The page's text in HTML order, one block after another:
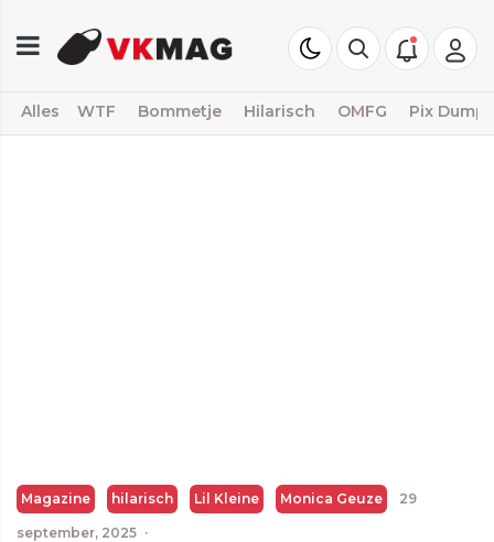
Alles WTF Bommetje Hilarisch OMFG Pix Dump
Magazine hilarisch Lil Kleine Monica Geuze 29
september, 2025 ·